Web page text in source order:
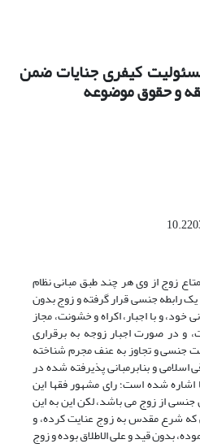
کیفری جنایات ضمن
و حقوق موضوعه
زوج از وی هر چند طبق مبانی نظام
رابطه جنسی قرار گرفته و زوج بدون
و با اجبار، اکراه و خشونت، مجاز
و در صورت اجبار زوجه به برقراری
جنسی و تجاوز به عنف مجرم شناخته
و بنابرمبانی پذیرفته شده در
شده است؛ رای مشهور فقها این
از زوج می باشد، لکن این به این
که شرع مقدس به زوج عنایت کرده، و
بدون قید و علی الاطلاق بوده و زوج